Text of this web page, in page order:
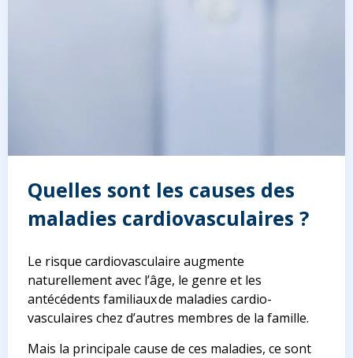
Quelles sont les causes des
maladies cardiovasculaires ?
Le risque cardiovasculaire augmente
naturellement avec l’âge, le genre et les
antécédents familiaux de maladies cardio-
vasculaires chez d’autres membres de la famille.
Mais la principale cause de ces maladies, ce sont